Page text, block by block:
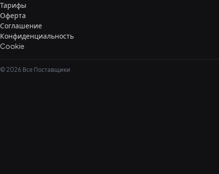
Тарифы
Оферта
Соглашение
Конфиденциальность
Cookie
© 2026 Все Поставщики